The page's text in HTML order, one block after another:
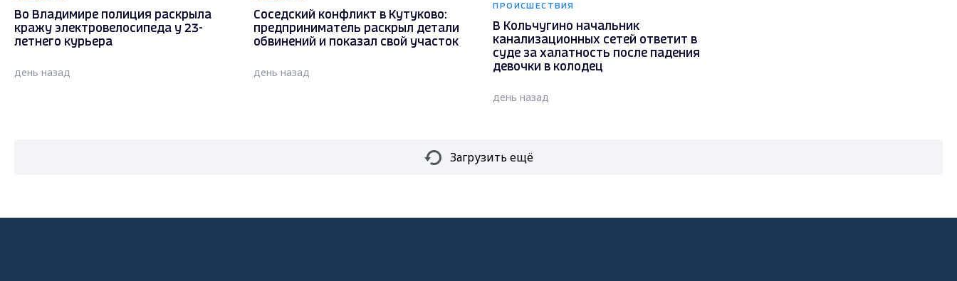
Во Владимире полиция раскрыла
кражу электровелосипеда у 23-
летнего курьера
день назад
Соседский конфликт в Кутуково:
предприниматель раскрыл детали
обвинений и показал свой участок
день назад
ПРОИСШЕСТВИЯ
В Кольчугино начальник
канализационных сетей ответит в
суде за халатность после падения
девочки в колодец
день назад
Загрузить ещё